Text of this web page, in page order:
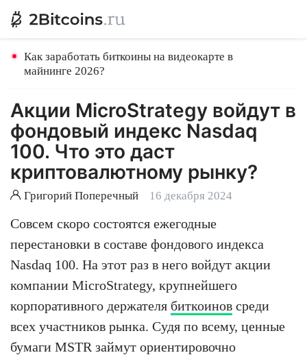
Как заработать биткоины на видеокарте в
майнинге 2026?
Акции MicroStrategy войдут в
фондовый индекс Nasdaq
100. Что это даст
криптовалютному рынку?
Григорий Поперечный 16 декабря 2024
Совсем скоро состоятся ежегодные
перестановки в составе фондового индекса
Nasdaq 100. На этот раз в него войдут акции
компании MicroStrategy, крупнейшего
корпоративного держателя биткоинов среди
всех участников рынка. Судя по всему, ценные
бумаги MSTR займут ориентировочно